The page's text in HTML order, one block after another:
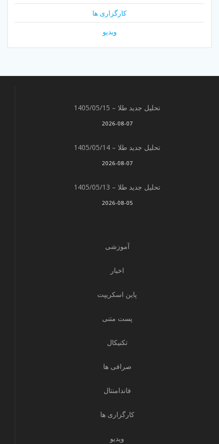
کارگزاری ها
ویدیو
تحلیل جدید طلا – 1405/05/15
2026-08-07
تحلیل جدید طلا – 1405/05/14
2026-08-07
تحلیل جدید طلا – 1405/05/13
2026-08-05
آموزشی
اخبار
پاین اسکریپت
پست متنی
تکنیکال
صرافی ها
فاندامنتال
کارگزاری ها
ویدیو